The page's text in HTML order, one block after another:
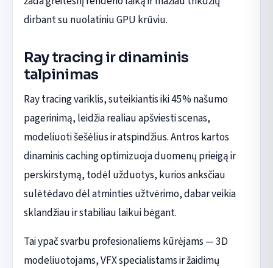
dirbant su nuolatiniu GPU krūviu.
Ray tracing ir dinaminis
talpinimas
Ray tracing variklis, suteikiantis iki 45% našumo
pagerinimą, leidžia realiau apšviesti scenas,
modeliuoti šešėlius ir atspindžius. Antros kartos
dinaminis caching optimizuoja duomenų prieigą ir
perskirstymą, todėl užduotys, kurios anksčiau
sulėtėdavo dėl atminties užtvėrimo, dabar veikia
sklandžiau ir stabiliau laikui bėgant.
Tai ypač svarbu profesionaliems kūrėjams — 3D
modeliuotojams, VFX specialistams ir žaidimų